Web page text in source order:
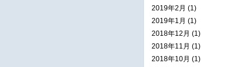
2019年2月 (1)
2019年1月 (1)
2018年12月 (1)
2018年11月 (1)
2018年10月 (1)